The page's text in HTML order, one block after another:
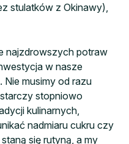
stulatków z Okinawy),
najzdrowszych potraw
w nasze
musimy od razu
stopniowo
kulinarnych,
nadmiaru cukru czy
staną się rutyną, a my